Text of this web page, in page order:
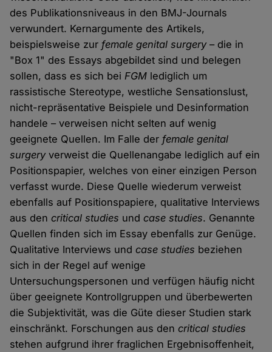
des Publikationsniveaus in den BMJ-Journals
verwundert. Kernargumente des Artikels,
beispielsweise zur female genital surgery– die in
"Box 1" des Essays abgebildet sind und belegen
sollen, dass es sich beiFGM lediglich um
rassistische Stereotype, westliche Sensationslust,
nicht-repräsentative Beispiele und Desinformation
handele – verweisen nicht selten auf wenig
geeignete Quellen. Im Falle der female genital
surgeryverweist die Quellenangabe lediglich auf ein
Positionspapier, welches von einer einzigen Person
verfasst wurde. Diese Quelle wiederum verweist
ebenfalls auf Positionspapiere, qualitative Interviews
aus dencritical studies undcase studies. Genannte
Quellen finden sich im Essay ebenfalls zur Genüge.
Qualitative Interviews undcase studies beziehen
sich in der Regel auf wenige
Untersuchungspersonen und verfügen häufig nicht
über geeignete Kontrollgruppen und überbewerten
die Subjektivität, was die Güte dieser Studien stark
einschränkt. Forschungen aus dencritical studies
stehen aufgrund ihrer fraglichen Ergebnisoffenheit,